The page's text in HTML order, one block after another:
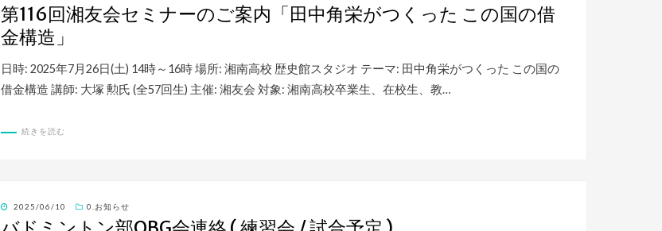
稿
日:
第116回湘友会セミナーのご案内「田中角栄がつくった この国の借
金構造」
日時: 2025年7月26日(土) 14時～16時 場所: 湘南高校 歴史館スタジオ テーマ: 田中角栄がつくった この国の
借金構造 講師: 大塚 勲氏 (全57回生) 主催: 湘友会 対象: 湘南高校卒業生、在校生、教…
続きを読む
投 2025/06/10 0.お知らせ